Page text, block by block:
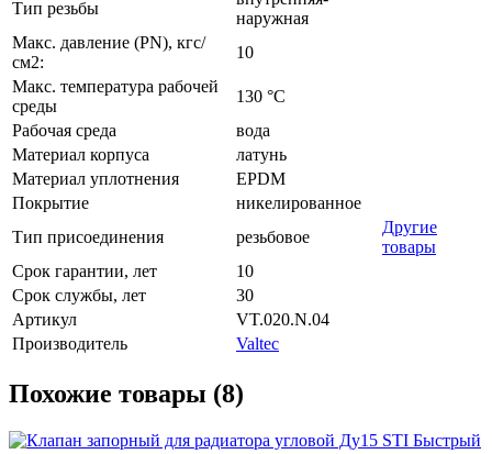
Тип резьбы
наружная
Макс. давление (PN), кгс/
см2:
10
Макс. температура рабочей
среды
130 °C
Рабочая среда
вода
Материал корпуса
латунь
Материал уплотнения
EPDM
Покрытие
никелированное
Тип присоединения
резьбовое
Другие
товары
Срок гарантии, лет
10
Срок службы, лет
30
Артикул
VT.020.N.04
Производитель
Valtec
Похожие товары (8)
Быстрый